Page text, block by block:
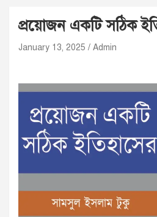
প্রয়োজন একটি সঠিক
January 13, 2025 Admin